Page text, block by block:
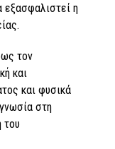
εξασφαλιστεί η
τον
και
και φυσικά
στη
του